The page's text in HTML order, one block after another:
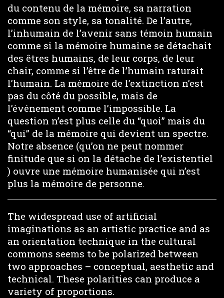
du contenu de la mémoire, sa narration
comme son style, sa tonalité. De l’autre,
l’inhumain de l’avenir sans témoin humain
comme si la mémoire humaine se détachait
des êtres humains, de leur corps, de leur
chair, comme si l’être de l’humain raturait
l’humain. La mémoire de l’extinction n’est
pas du côté du possible, mais de
l’événement comme l’impossible. La
question n’est plus celle du “quoi” mais du
“qui” de la mémoire qui devient un spectre.
Notre absence (qu’on ne peut nommer
finitude que si on la détache de l’existentiel
) ouvre une mémoire humanisée qui n’est
plus la mémoire de personne.
The widespread use of artificial
imaginations as an artistic practice and as
an orientation technique in the cultural
commons seems to be polarized between
two approaches – conceptual, aesthetic and
technical. These polarities can produce a
variety of proportions.